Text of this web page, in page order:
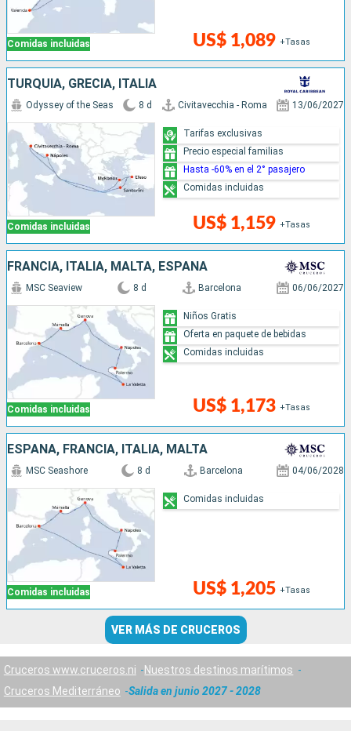
Comidas incluidas US$ 1,089 +Tasas
TURQUÍA, GRECIA, ITALIA
Comidas incluidas
Odyssey of the Seas 8 d Civitavecchia - Roma 13/06/2027
US$ 1,159 +Tasas
Tarifas exclusivas
Precio especial familias
Hasta -60% en el 2° pasajero
Comidas incluidas
FRANCIA, ITALIA, MALTA, ESPAÑA
Comidas incluidas
MSC Seaview 8 d Barcelona 06/06/2027
US$ 1,173 +Tasas
Niños Gratis
Oferta en paquete de bebidas
Comidas incluidas
ESPAÑA, FRANCIA, ITALIA, MALTA
Comidas incluidas
MSC Seashore 8 d Barcelona 04/06/2028
US$ 1,205 +Tasas
Comidas incluidas
VER MÁS DE CRUCEROS
Cruceros www.cruceros.ni
Nuestros destinos marítimos
Cruceros Mediterráneo
Salida en junio 2027 - 2028